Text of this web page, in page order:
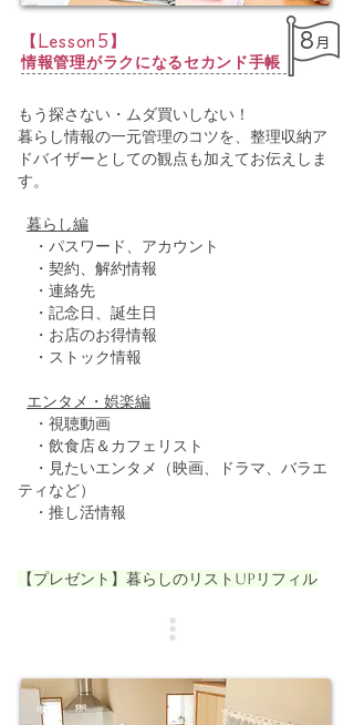
​【 Lesson5 】
情報管理がラクになるセカンド手帳
8 月
もう探さない・ムダ買いしない！
暮らし情報の一元管理のコツを、整理収納ア
ドバイザーとしての観点も加えてお伝えしま
す。
暮らし編
・パスワード、アカウント
・契約、解約情報
・連絡先
・記念日、誕生日
・お店のお得情報
・ストック情報
エンタメ・娯楽編
・視聴動画
・飲食店＆カフェリスト
・見たいエンタメ（映画、ドラマ、バラエ
ティなど）
​ ・推し活情報
【プレゼント】暮らしのリストUPリフィル